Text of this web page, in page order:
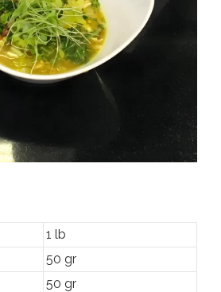
1 lb
50 gr
50 gr